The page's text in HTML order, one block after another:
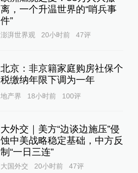
离，一个升温世界的“哨兵事
件”
澎湃世界观 20小时前 47评
北京：非京籍家庭购房社保个
税缴纳年限下调为一年
地产界 18小时前 100评
大外交｜美方“边谈边施压”侵
蚀中美战略稳定基础，中方反
制“一日三连”
大国外交 20小时前 47评